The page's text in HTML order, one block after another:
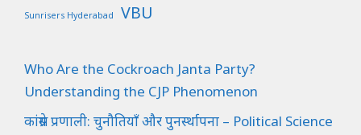
Sunrisers Hyderabad VBU
Who Are the Cockroach Janta Party?
Understanding the CJP Phenomenon
कांग्रेस प्रणाली: चुनौतियाँ और पुनर्स्थापना – Political Science